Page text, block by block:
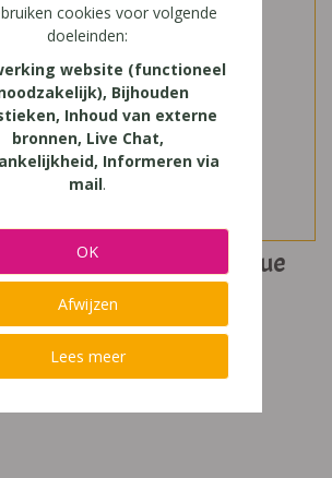
1-4 lexique thématique
Secundair Onderwijs - ASO
cookies voor volgende
doeleinden:
website (functioneel
Bijhouden
Inhoud van externe
bronnen, Live Chat,
Informeren via
mail.
OK
Afwijzen
Lees meer